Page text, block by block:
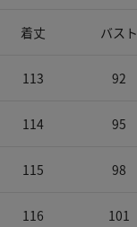
着丈 バスト
113 92
114 95
115 98
116 101